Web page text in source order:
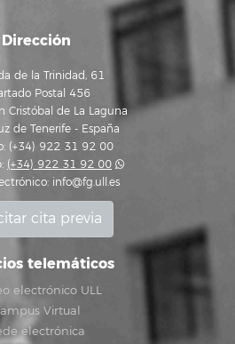
Dirección
de la Trinidad, 61
Postal 456
Cristóbal de La Laguna
de Tenerife - España
(+34) 922 31 92 00
(+34) 922 31 92 00
info@fg.ull.es
cita previa
telemáticos
electrónico ULL
Virtual
electrónica